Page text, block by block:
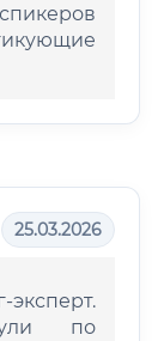
25.03.2026
по